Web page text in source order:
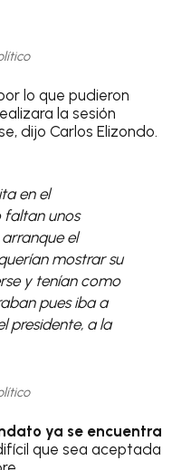
lo que pudieron
la sesión
dijo Carlos Elizondo.
en el
faltan unos
el
mostrar su
y tenían como
pues iba a
presidente, a la
ya se encuentra
que sea aceptada